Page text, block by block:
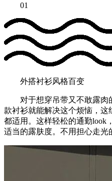
01
外搭衬衫风格百变
对于想穿吊带又不敢露肉
款衬衫就能解决这个烦恼，这
都适用。这样轻松的通勤look
适当的露肤度。不用担心走光